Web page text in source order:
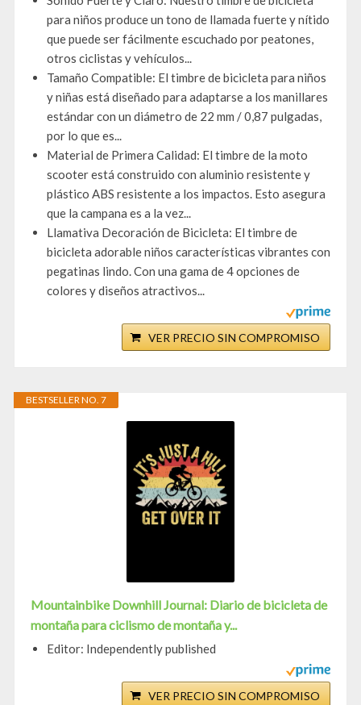
para niños produce un tono de llamada fuerte y nítido
que puede ser fácilmente escuchado por peatones,
otros ciclistas y vehículos...
Tamaño Compatible: El timbre de bicicleta para niños
y niñas está diseñado para adaptarse a los manillares
estándar con un diámetro de 22 mm / 0,87 pulgadas,
por lo que es...
Material de Primera Calidad: El timbre de la moto
scooter está construido con aluminio resistente y
plástico ABS resistente a los impactos. Esto asegura
que la campana es a la vez...
Llamativa Decoración de Bicicleta: El timbre de
bicicleta adorable niños características vibrantes con
pegatinas lindo. Con una gama de 4 opciones de
colores y diseños atractivos...
VER PRECIO SIN COMPROMISO
BESTSELLER NO. 7
Mountainbike Downhill Journal: Diario de bicicleta de
montaña para ciclismo de montaña y...
Editor: Independently published
VER PRECIO SIN COMPROMISO